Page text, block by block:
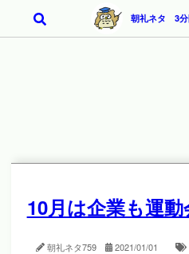
朝礼ネタ 3分
10月は企業も運
朝礼ネタ759 2021/01/01